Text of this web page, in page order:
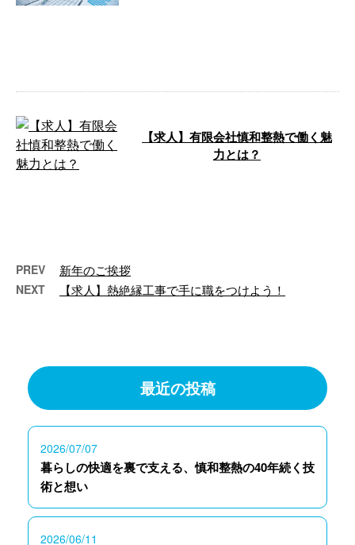
【求人】有限会社慎和整熱で働く魅
力とは？
PREV 新年のご挨拶
NEXT 【求人】熱絶縁工事で手に職をつけよう！
最近の投稿
2026/07/07
暮らしの快適を裏で支える、慎和整熱の40年続く技
術と想い
2026/06/11